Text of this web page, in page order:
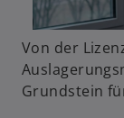
Von der
Grundstein